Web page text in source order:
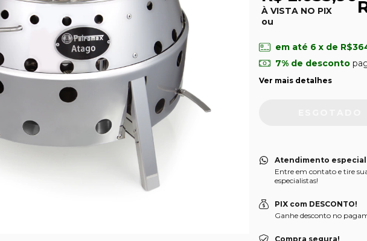
À VISTA NO PIX
ou
em até 6 x de
7% de desconto
Ver mais detalhes
Atendimento
Entre em contato e tire
especialistas!
PIX com DESCONTO!
Ganhe desconto no
Compra segura!